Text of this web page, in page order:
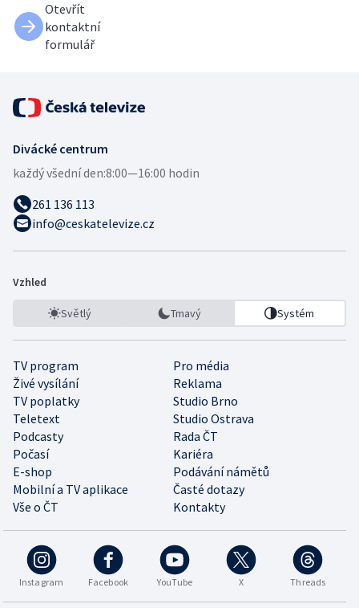
Otevřít
kontaktní
formulář
Divácké centrum
každý všední den:8:00—16:00 hodin
261 136 113
info@ceskatelevize.cz
Vzhled
Světlý Tmavý Systém
TV program
Pro média
Živé vysílání
Reklama
TV poplatky
Studio Brno
Teletext
Studio Ostrava
Podcasty
Rada ČT
Počasí
Kariéra
E-shop
Podávání námětů
Mobilní a TV aplikace
Časté dotazy
Vše o ČT
Kontakty
Instagram Facebook YouTube X Threads